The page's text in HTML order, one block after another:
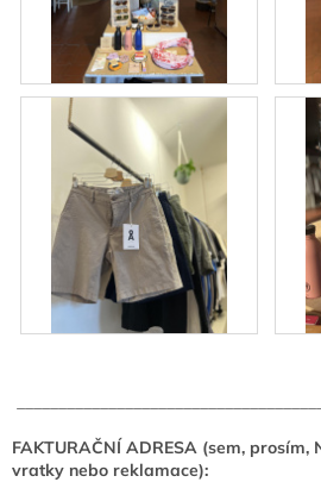
FAKTURAČNÍ ADRESA (sem, prosím,
vratky nebo reklamace):